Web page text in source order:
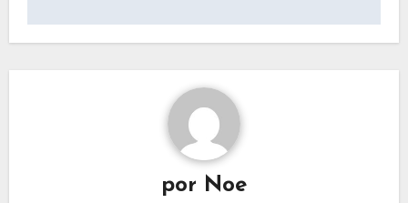
por Noe